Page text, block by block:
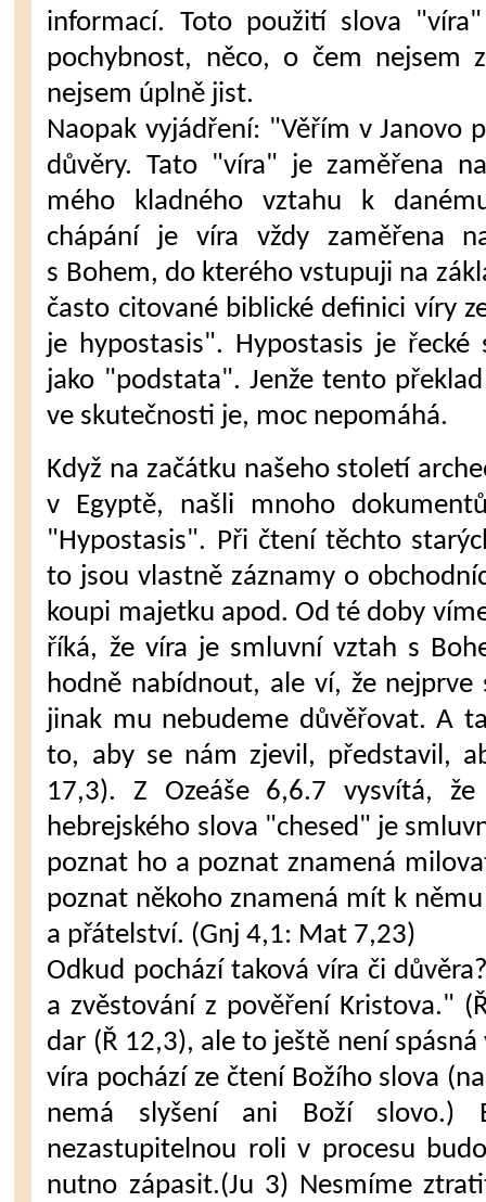
informací. Toto použití slova
pochybnost, něco, o čem nejsem
nejsem úplně jist.
Naopak vyjádření: "Věřím v Janovo
důvěry. Tato "víra" je zaměřena
mého kladného vztahu k
chápání je víra vždy zaměřena
s Bohem, do kterého vstupuji na
často citované biblické definici víry
je hypostasis". Hypostasis je
jako "podstata". Jenže tento
ve skutečnosti je, moc nepomáhá.
Když na začátku našeho století
v Egyptě, našli mnoho
"Hypostasis". Při čtení těchto
to jsou vlastně záznamy o
koupi majetku apod. Od té doby
říká, že víra je smluvní vztah s
hodně nabídnout, ale ví, že
jinak mu nebudeme důvěřovat. A
to, aby se nám zjevil, představil,
17,3). Z Ozeáše 6,6.7 vysvítá,
hebrejského slova "chesed" je
poznat ho a poznat znamená
poznat někoho znamená mít k
a přátelství. (Gnj 4,1: Mat 7,23)
Odkud pochází taková víra či
a zvěstování z pověření Kristova."
dar (Ř 12,3), ale to ještě není
víra pochází ze čtení Božího slova
nemá slyšení ani Boží slovo.)
nezastupitelnou roli v procesu
nutno zápasit.(Ju 3) Nesmíme